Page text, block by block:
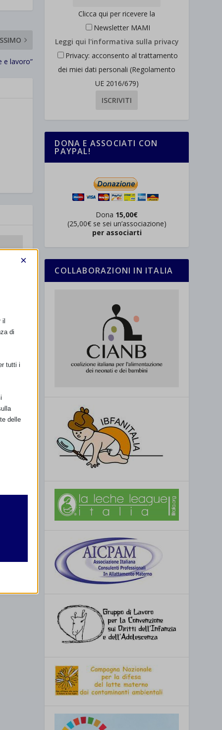
e lavoro”
Clicca qui per ricevere la
Newsletter MAMI
Leggi qui l'informativa sulla privacy
Privacy: acconsento al trattamento
dei miei dati personali (Regolamento
UE 2016/679)
DONA E ASSOCIATI CON
PAYPAL!
Dona 15,00€
(25,00€ se sei un’associazione)
per associarti
COLLABORAZIONI IN ITALIA
×
il
di
tutti i
delle